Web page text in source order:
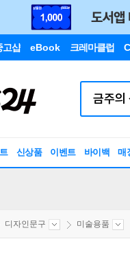
고샵 eBook 크레마클럽
신상품 이벤트 바이백 매
디자인문구 미술용품